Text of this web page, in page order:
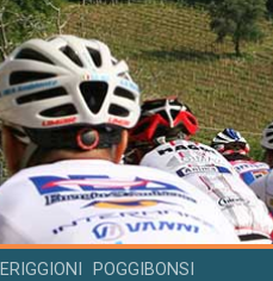
POGGIBONSI